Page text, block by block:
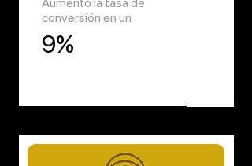
conversión en un
9%